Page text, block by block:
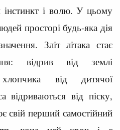
і волю. У цьому
просторі будь-яка дія
Зліт літака стає
відрив від землі
від дитячої
відриваються від піску,
свій перший самостійний